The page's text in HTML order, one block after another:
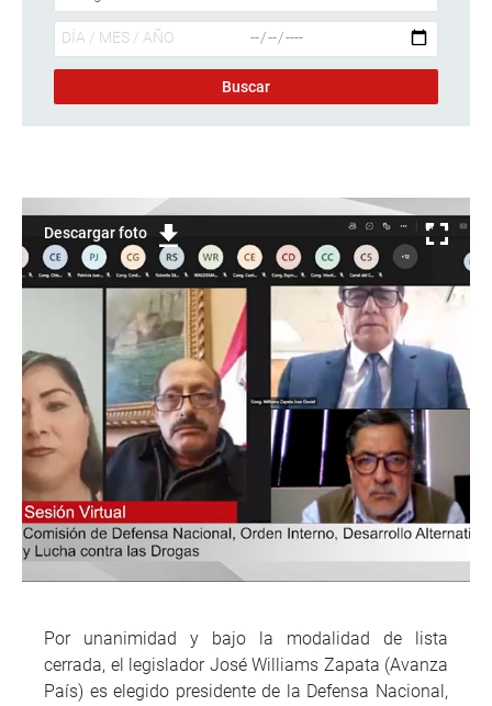
Descargar foto
Por unanimidad y bajo la modalidad de lista
cerrada, el legislador José Williams Zapata (Avanza
País) es elegido presidente de la Defensa Nacional,